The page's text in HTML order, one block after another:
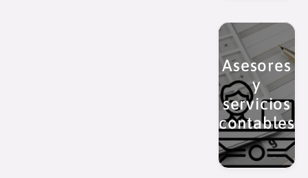
Asesores
y
servicios
contables